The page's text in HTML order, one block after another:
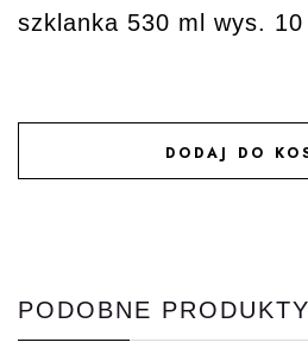
szklanka 530 ml wys.
DODAJ DO
DODAJ DO
PODOBNE PRODUKTY